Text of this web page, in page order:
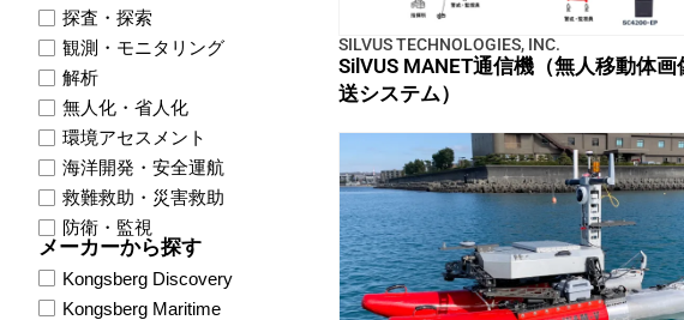
探査・探索
観測・モニタリング
解析
無人化・省人化
環境アセスメント
海洋開発・安全運航
救難救助・災害救助
防衛・監視
メーカーから探す
Kongsberg Discovery
Kongsberg Maritime
SILVUS TECHNOLOGIES, INC.
SilVUS MANET通信機（無人移動体画
送システム）